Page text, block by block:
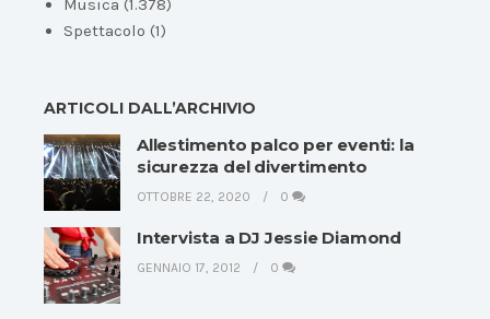
Musica (1.378)
Spettacolo (1)
ARTICOLI DALL’ARCHIVIO
Allestimento palco per eventi: la
sicurezza del divertimento
OTTOBRE 22, 2020 0
Intervista a DJ Jessie Diamond
GENNAIO 17, 2012 0